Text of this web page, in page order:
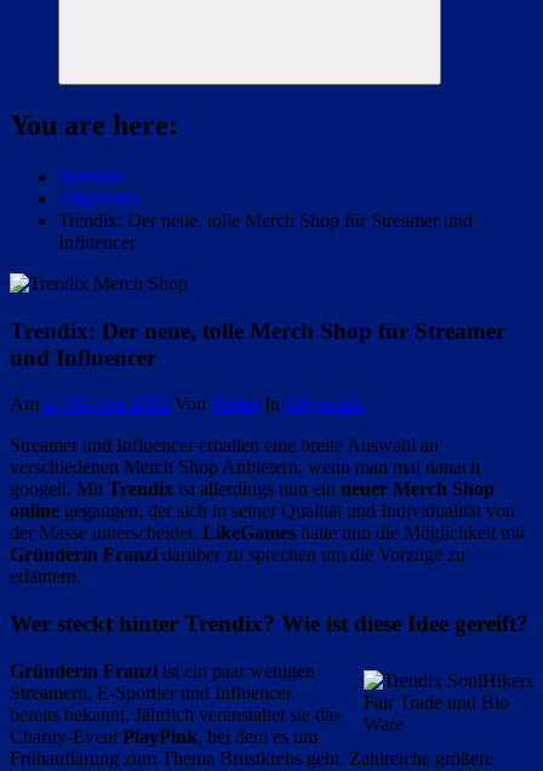
Suchen
You are here:
Startseite
Allgemein
Trendix: Der neue, tolle Merch Shop für Streamer und
Influencer
Trendix: Der neue, tolle Merch Shop für Streamer
und Influencer
Am 4. Oktober 2022 Von Stefan In Allgemein
Streamer und Influencer erhalten eine breite Auswahl an
verschiedenen Merch Shop Anbietern, wenn man mal danach
googelt. Mit Trendix ist allerdings nun ein neuer Merch Shop
online gegangen, der sich in seiner Qualität und Individualität von
der Masse unterscheidet. LikeGames hatte nun die Möglichkeit mit
Gründerin Franzi darüber zu sprechen um die Vorzüge zu
erläutern.
Wer steckt hinter Trendix? Wie ist diese Idee gereift?
Fair Trade und Bio
Ware
Gründerin Franzi ist ein paar wenigen
Streamern, E-Sportler und Influencer
bereits bekannt. Jährlich veranstaltet sie das
Charity-Event PlayPink, bei dem es um
Frühauflärung zum Thema Brustkrebs geht. Zahlreiche größere